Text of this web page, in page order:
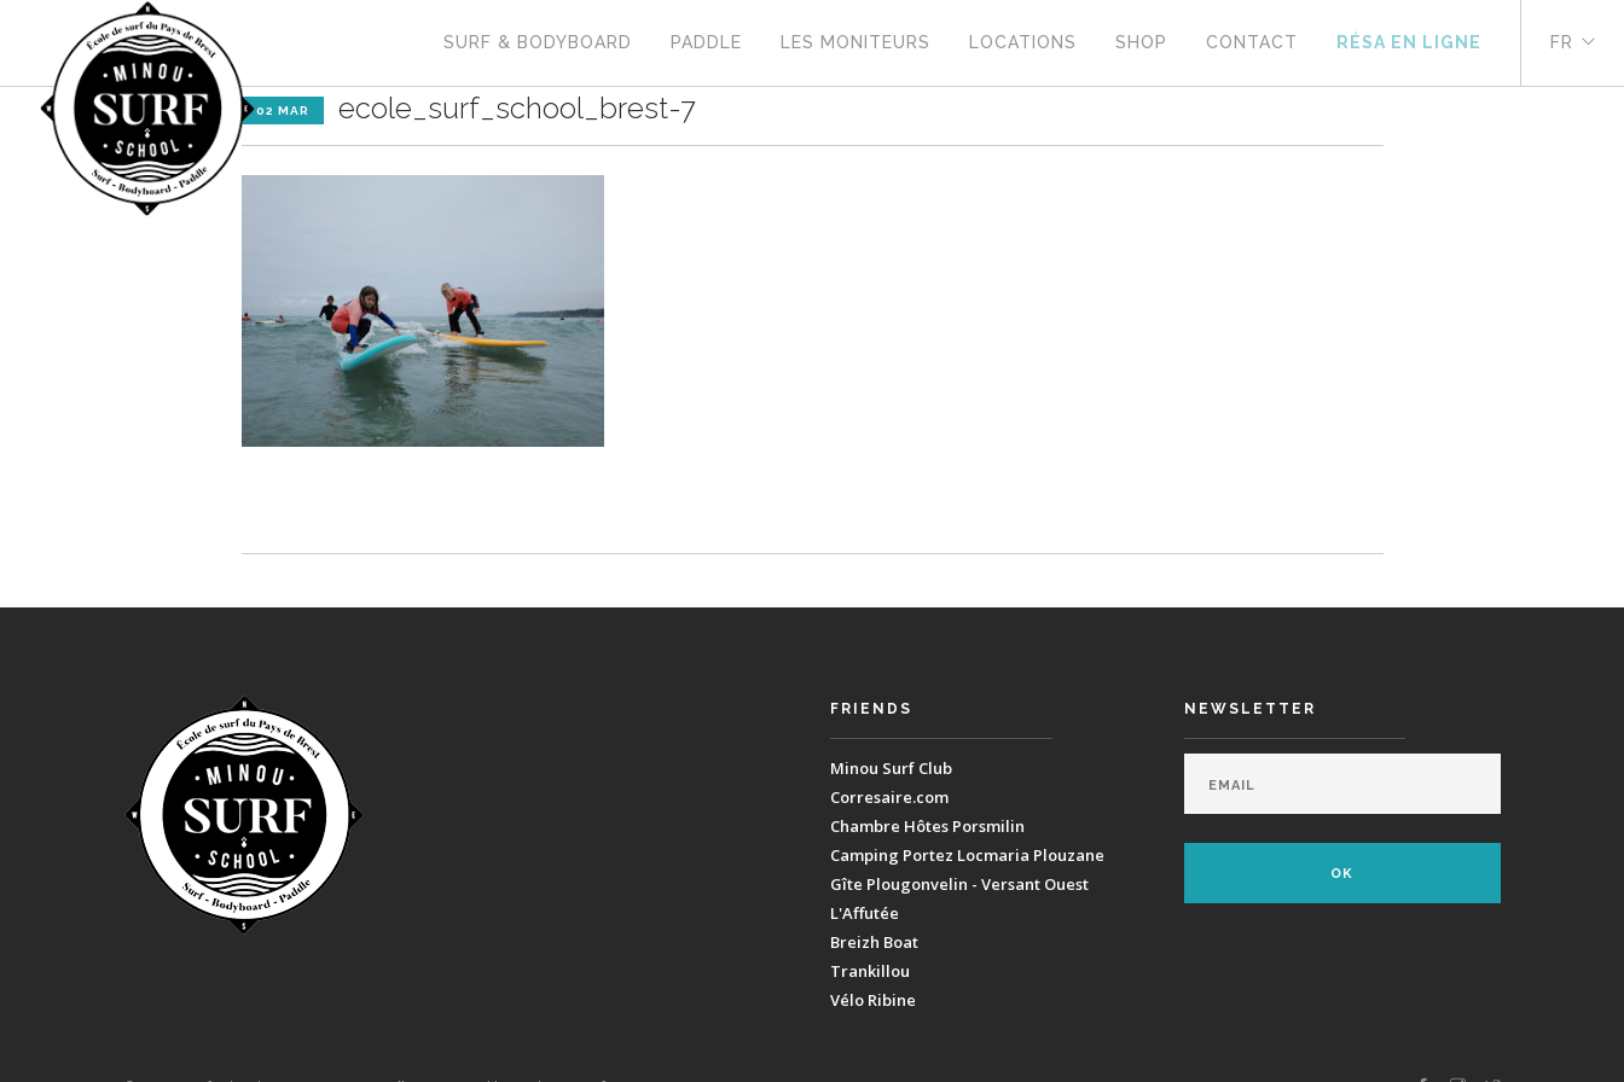
SURF & BODYBOARD PADDLE LES MONITEURS LOCATIONS SHOP CONTACT RÉSA EN LIGNE FR
02 MAR ecole_surf_school_brest-7
FRIENDS
Minou Surf Club
Corresaire.com
Chambre Hôtes Porsmilin
Camping Portez Locmaria Plouzane
Gîte Plougonvelin - Versant Ouest
L'Affutée
Breizh Boat
Trankillou
Vélo Ribine
NEWSLETTER